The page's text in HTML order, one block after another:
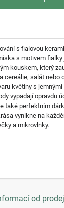
s fialovou
s motivem fialky
kouskem, který
cereálie, salát nebo
květiny s jemnými
vypadají opravdu
také perfektním
vynikne na
a mikrovlnky.
od